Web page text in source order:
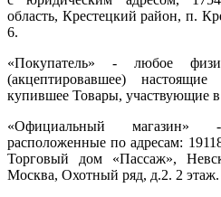
область, Крестецкий район, п.
6.
«Покупатель» - любое
(акцептировавшее)
купившее Товары, участвующие
«Официальный магазин»
расположенные по адресам:
Торговый дом «Пассаж»,
Москва, Охотный ряд, д.2. 2 этаж.